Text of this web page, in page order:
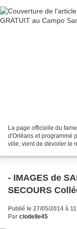
La page officielle du
d'Orléans et programmé
ville, vient de dévoiler le
- IMAGES de
SECOURS
Publié le 27/05/2014 à
Par clodelle45